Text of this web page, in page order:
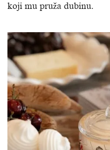
koji mu pruža dubinu.